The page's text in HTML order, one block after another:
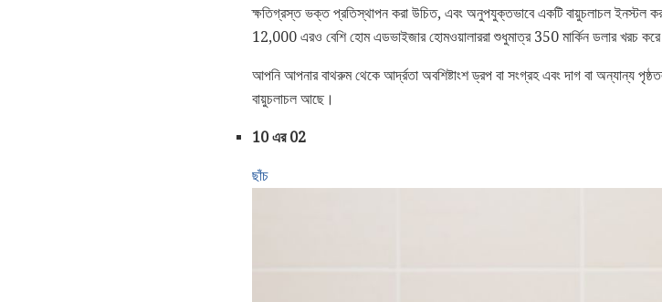
ক্ষতিগ্রস্ত ভক্ত প্রতিস্থাপন করা উচিত, এবং অনুপযুক্তভাবে একটি বায়ুচলাচল ইনস্টল
12,000 এরও বেশি হোম এডভাইজার হোমওয়ালাররা শুধুমাত্র 350 মার্কিন ডলার খরচ
আপনি আপনার বাথরুম থেকে আর্দ্রতা অবশিষ্টাংশ ড্রপ বা সংগ্রহ এবং দাগ বা অন্যান্য
বায়ুচলাচল আছে।
10 এর 02
ছাঁচ